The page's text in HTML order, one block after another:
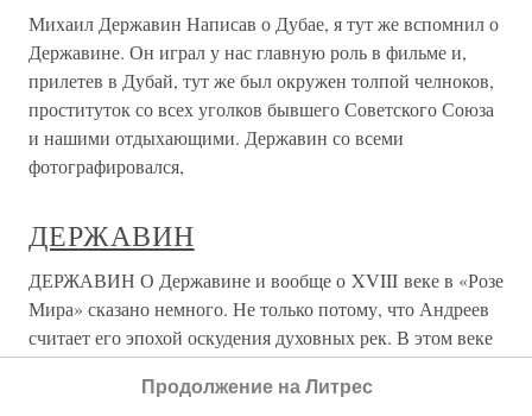
Михаил Державин Написав о Дубае, я тут же вспомнил о
Державине. Он играл у нас главную роль в фильме и,
прилетев в Дубай, тут же был окружен толпой челноков,
проституток со всех уголков бывшего Советского Союза
и нашими отдыхающими. Державин со всеми
фотографировался,
ДЕРЖАВИН
ДЕРЖАВИН О Державине и вообще о XVIII веке в «Розе
Мира» сказано немного. Не только потому, что Андреев
считает его эпохой оскудения духовных рек. В этом веке
он не находит большей духовной и национальной идеи,
чем ломоносовская формула, провозглашавшая, что будет
Продолжение на Литрес